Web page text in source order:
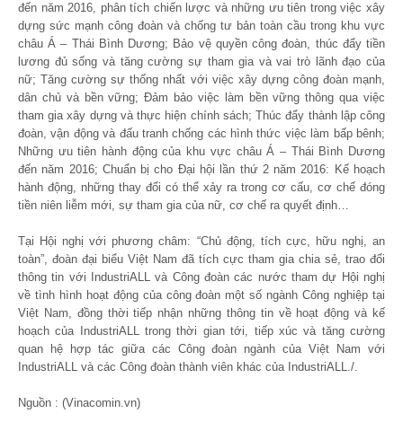
đến năm 2016, phân tích chiến lược và những ưu tiên trong việc xây
dựng sức mạnh công đoàn và chống tư bản toàn cầu trong khu vực
châu Á – Thái Bình Dương; Bảo vệ quyền công đoàn, thúc đẩy tiền
lương đủ sống và tăng cường sự tham gia và vai trò lãnh đạo của
nữ; Tăng cường sự thống nhất với việc xây dựng công đoàn mạnh,
dân chủ và bền vững; Đảm bảo việc làm bền vững thông qua việc
tham gia xây dựng và thực hiện chính sách; Thúc đẩy thành lập công
đoàn, vận động và đấu tranh chống các hình thức việc làm bấp bênh;
Những ưu tiên hành động của khu vực châu Á – Thái Bình Dương
đến năm 2016; Chuẩn bị cho Đại hội lần thứ 2 năm 2016: Kế hoạch
hành động, những thay đổi có thể xảy ra trong cơ cấu, cơ chế đóng
tiền niên liễm mới, sự tham gia của nữ, cơ chế ra quyết định…
Tại Hội nghị với phương châm: “Chủ động, tích cực, hữu nghị, an
toàn”, đoàn đại biểu Việt Nam đã tích cực tham gia chia sẻ, trao đổi
thông tin với IndustriALL và Công đoàn các nước tham dự Hội nghị
về tình hình hoạt động của công đoàn một số ngành Công nghiệp tại
Việt Nam, đồng thời tiếp nhận những thông tin về hoạt động và kế
hoạch của IndustriALL trong thời gian tới, tiếp xúc và tăng cường
quan hệ hợp tác giữa các Công đoàn ngành của Việt Nam với
IndustriALL và các Công đoàn thành viên khác của IndustriALL./.
Nguồn : (Vinacomin.vn)